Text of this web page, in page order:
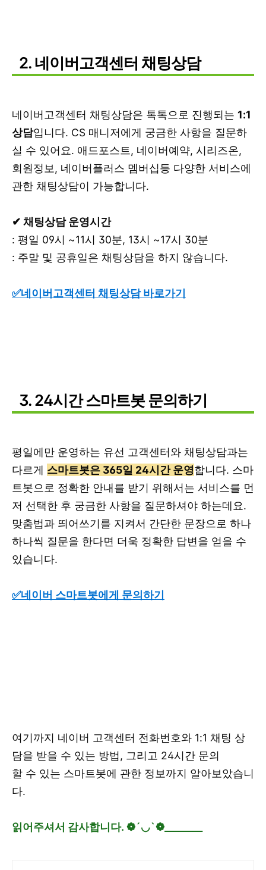
2. 네이버고객센터 채팅상담
네이버고객센터 채팅상담은 톡톡으로 진행되는 1:1
상담입니다. CS 매니저에게 궁금한 사항을 질문하
실 수 있어요. 애드포스트, 네이버예약, 시리즈온,
회원정보, 네이버플러스 멤버십등 다양한 서비스에
관한 채팅상담이 가능합니다.
✔ 채팅상담 운영시간
: 평일 09시 ~11시 30분, 13시 ~17시 30분
: 주말 및 공휴일은 채팅상담을 하지 않습니다.
✅네이버고객센터 채팅상담 바로가기
3. 24시간 스마트봇 문의하기
평일에만 운영하는 유선 고객센터와 채팅상담과는
다르게 스마트봇은 365일 24시간 운영합니다. 스마
트봇으로 정확한 안내를 받기 위해서는 서비스를 먼
저 선택한 후 궁금한 사항을 질문하셔야 하는데요.
맞춤법과 띄어쓰기를 지켜서 간단한 문장으로 하나
하나씩 질문을 한다면 더욱 정확한 답변을 얻을 수
있습니다.
✅네이버 스마트봇에게 문의하기
여기까지 네이버 고객센터 전화번호와 1:1 채팅 상
담을 받을 수 있는 방법, 그리고 24시간 문의
할 수 있는 스마트봇에 관한 정보까지 알아보았습니
다.
읽어주셔서 감사합니다. ❁´◡`❁________